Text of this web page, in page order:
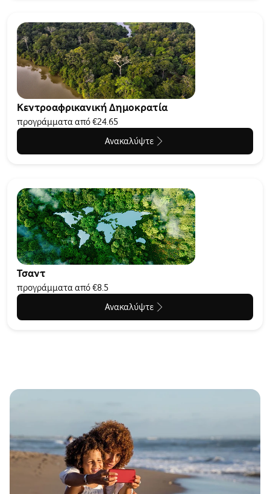
Κεντροαφρικανική Δημοκρατία
προγράμματα από €24.65
Ανακαλύψτε
Τσαντ
προγράμματα από €8.5
Ανακαλύψτε